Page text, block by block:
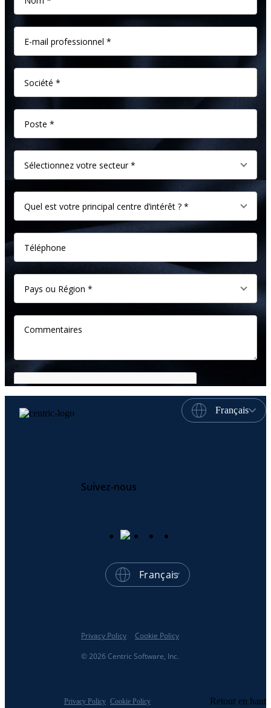
Français
Suivez-nous
Français
© 2026 Centric Software, Inc.
Privacy Policy Cookie Policy
Privacy Policy Cookie Policy Retour en haut